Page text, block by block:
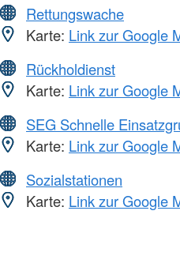
Rettungswache
Karte: Link zur Google
Rückholdienst
Karte: Link zur Google
SEG Schnelle
Karte: Link zur Google
Sozialstationen
Karte: Link zur Google